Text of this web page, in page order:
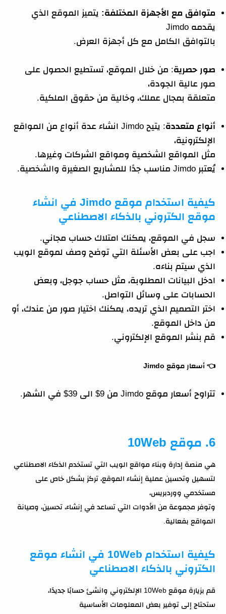
متوافق مع الأجهزة المختلفة: يتميز الموقع الذي
يقدمه Jimdo
بالتوافق الكامل مع كل أجهزة العرض.
صور حصرية: من خلال الموقع، تستطيع الحصول على
صور عالية الجودة،
متعلقة بمجال عملك، وخالية من حقوق الملكية.
أنواع متعددة
: يتيح Jimdo انشاء عدة أنواع من المواقع
الإلكترونية،
مثل المواقع الشخصية ومواقع الشركات وغيرها.
يُعتبر Jimdo مناسب جدًا للمشاريع الصغيرة والشخصية.
كيفية استخدام موقع Jimdo في انشاء
موقع الكتروني بالذكاء الاصطناعي
سجل في الموقع، يمكنك امتلاك حساب مجاني.
اجب على بعض الأسئلة التي توضح وصف لموقع الويب
الذي سيتم بناءه.
ادخل البيانات المطلوبة، مثل حساب جوجل، وبعض
الحسابات على وسائل التواصل.
اختر التصميم الذي تريده، يمكنك اختيار صور من عندك، أو
من داخل الموقع.
قم بنشر الموقع الإلكتروني.
👈أسعار موقع Jimdo
تتراوح أسعار موقع Jimdo من 9$ الى 39$ في الشهر.
6. موقع 10Web
هي منصة إدارة وبناء مواقع الويب التي تستخدم الذكاء الاصطناعي
لتسهيل وتحسين عملية إنشاء الموقع، تركز بشكل خاص على
مستخدمي ووردبريس،
وتوفر مجموعة من الأدوات التي تساعد في إنشاء، تحسين، وصيانة
المواقع بفعالية.
كيفية استخدام 10Web في انشاء موقع
الكتروني بالذكاء الاصطناعي
قم بزيارة موقع 10Web الإلكتروني وانشئ حسابًا جديدًا،
ستحتاج إلى توفير بعض المعلومات الأساسية